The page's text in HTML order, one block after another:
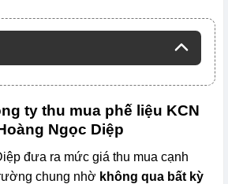
ty thu mua phế liệu KCN
Ngọc Diệp
đưa ra mức giá thu mua cạnh
chung nhờ không qua bất kỳ